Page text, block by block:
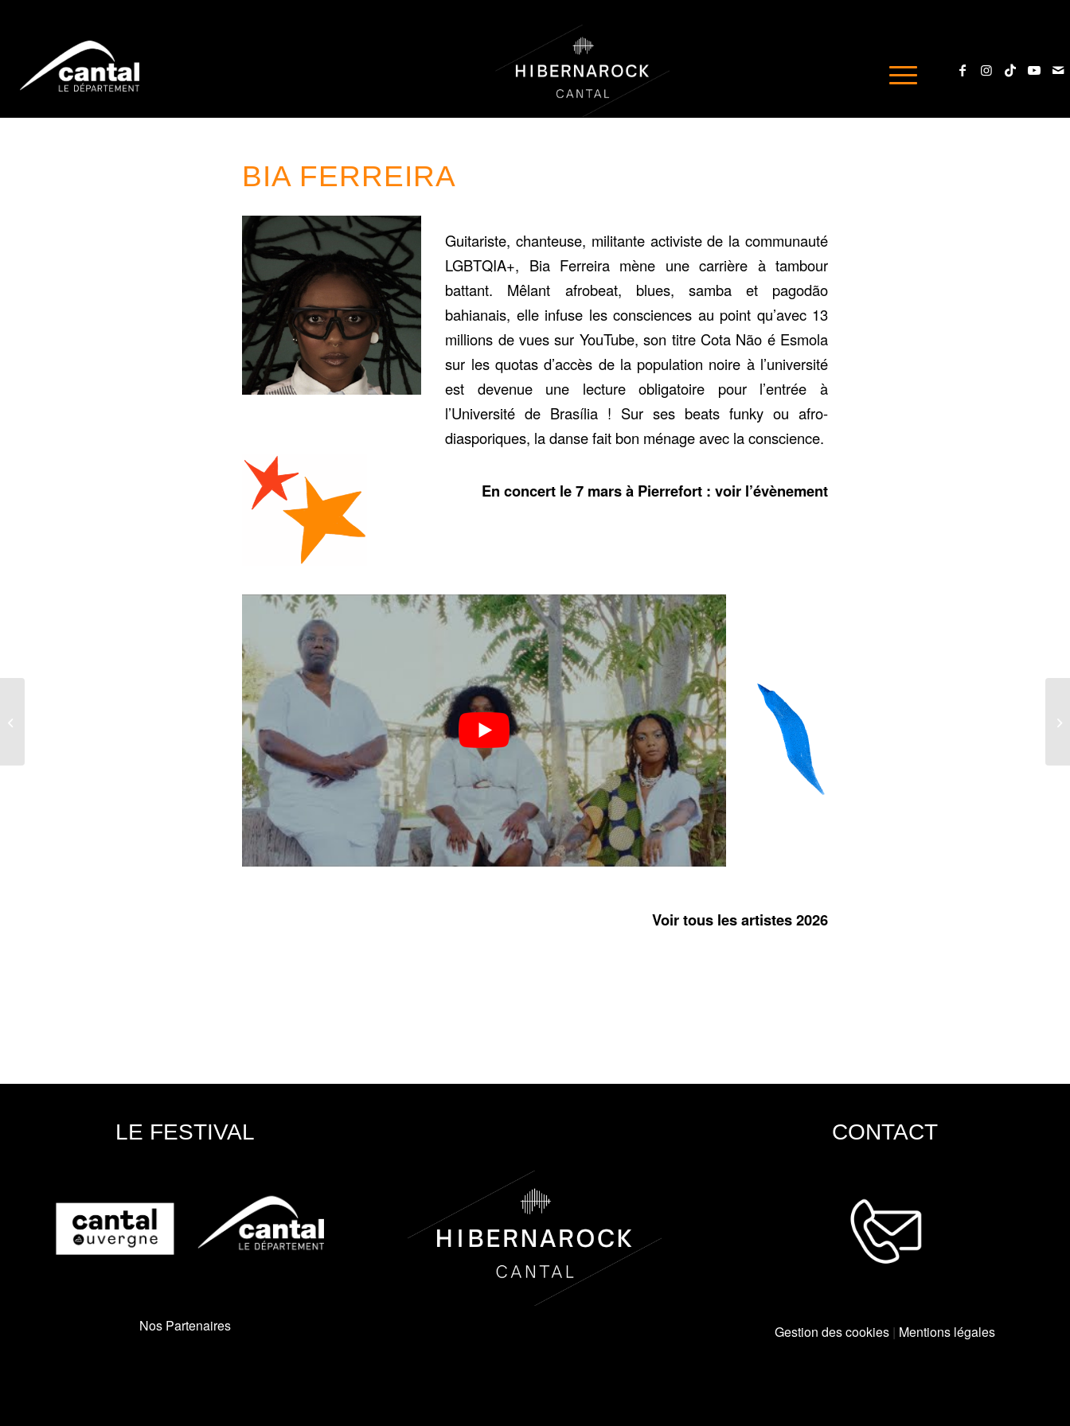
BIA FERREIRA
Guitariste, chanteuse, militante activiste de la communauté
LGBTQIA+, Bia Ferreira mène une carrière à tambour
battant. Mêlant afrobeat, blues, samba et pagodão
bahianais, elle infuse les consciences au point qu’avec 13
millions de vues sur YouTube, son titre Cota Não é Esmola
sur les quotas d’accès de la population noire à l’université
est devenue une lecture obligatoire pour l’entrée à
l’Université de Brasília ! Sur ses beats funky ou afro-
diasporiques, la danse fait bon ménage avec la conscience.
En concert le 7 mars à Pierrefort : voir l’évènement
Voir tous les artistes 2026
LE FESTIVAL
Nos Partenaires
CONTACT
Gestion des cookies | Mentions légales